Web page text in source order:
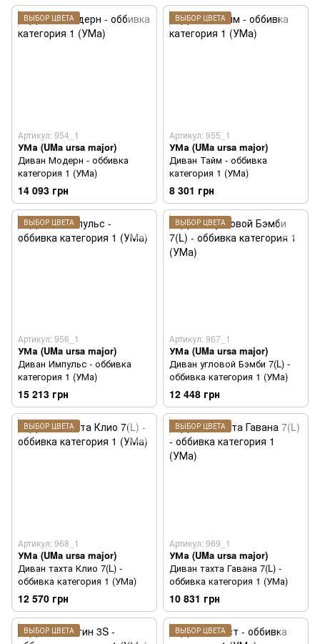
ВЫБОР ЦВЕТА
Артикул: 954_1
УМа (UMa ursa major)
Диван Модерн - оббивка
категория 1 (УМа)
14 093 грн
ВЫБОР ЦВЕТА
Артикул: 955_1
УМа (UMa ursa major)
Диван Тайм - оббивка
категория 1 (УМа)
8 301 грн
ВЫБОР ЦВЕТА
Артикул: 956_1
УМа (UMa ursa major)
Диван Импульс - оббивка
категория 1 (УМа)
15 213 грн
ВЫБОР ЦВЕТА
Артикул: 967_1
УМа (UMa ursa major)
Диван угловой Бэмби 7(L) -
оббивка категория 1 (УМа)
12 448 грн
ВЫБОР ЦВЕТА
Артикул: 968_1
УМа (UMa ursa major)
Диван тахта Клио 7(L) -
оббивка категория 1 (УМа)
12 570 грн
ВЫБОР ЦВЕТА
Артикул: 969_1
УМа (UMa ursa major)
Диван тахта Гавана 7(L) -
оббивка категория 1 (УМа)
10 831 грн
ВЫБОР ЦВЕТА ВЫБОР ЦВЕТА